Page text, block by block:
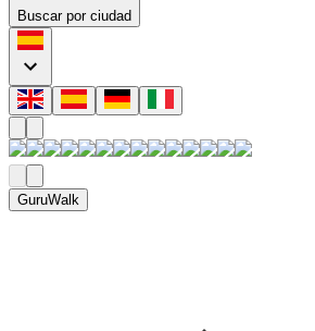
Buscar por ciudad
GuruWalk